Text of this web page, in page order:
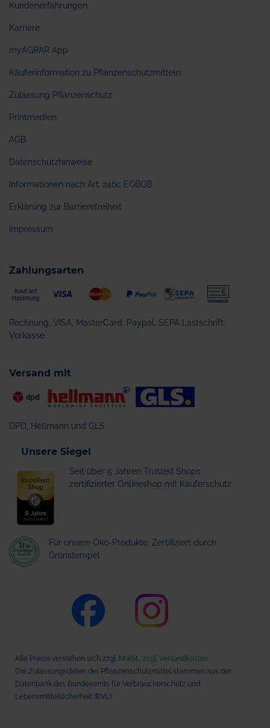
Kundenerfahrungen
Karriere
myAGRAR App
Käuferinformation zu Pflanzenschutzmitteln
Zulassung Pflanzenschutz
Printmedien
AGB
Datenschutzhinweise
Informationen nach Art. 246c EGBGB
Erklärung zur Barrierefreiheit
Impressum
Zahlungsarten
Rechnung, VISA, MasterCard, Paypal, SEPA Lastschrift,
Vorkasse
Versand mit
DPD, Hellmann und GLS
Unsere Siegel
Seit über 5 Jahren Trusted Shops
zertifizierter Onlineshop mit Käuferschutz
Für unsere Öko-Produkte: Zertifiziert durch
Grünstempel
Alle Preise verstehen sich zzgl. MwSt., zzgl. Versandkosten
Die Zulassungsdaten der Pflanzenschutzmittel stammen aus der
Datenbank des Bundesamts für Verbraucherschutz und
Lebensmittelsicherheit (BVL).